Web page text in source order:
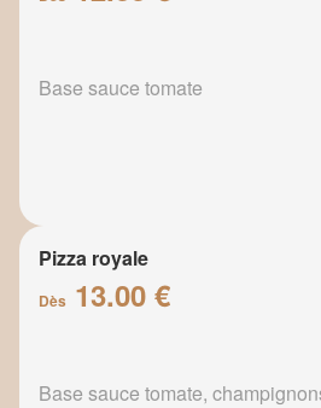
Base sauce tomate
Pizza royale
Dès 13.00 €
Base sauce tomate,